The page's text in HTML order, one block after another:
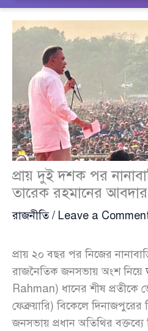
প্রায় দুই দশক পর
তারেক রহমানের আবদার
রাজনীতি/ Leave a
প্রায় ২০ বছর পর নিজের
রাজনৈতিক জনসভায় অংশ নিয়ে
Rahman) ধানের শীষ প্রতীকে
ফেব্রুয়ারি) বিকেলে দিনাজপুরের
জনসভায় প্রধান অতিথির বক্তব্যে